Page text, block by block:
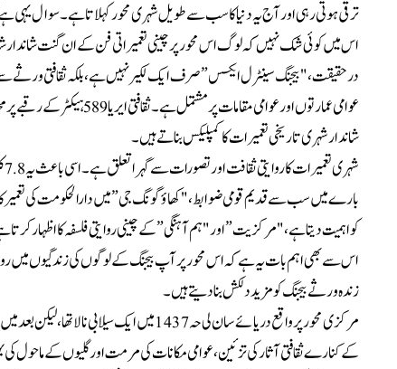
ترقی ہوتی رہی اور آج یہ دنیا کا سب سے طویل شہری محور کہلاتا ہے۔ سوال یہی ہے کہ اس 7.8 کلو میٹر طویل محور پر کیا کیا متاثر کن
اس میں کوئی شک نہیں کہ لوگ اس محور پر چینی تعمیراتی فن کے ان گنت شاندار
درحقیقت، "بیجنگ سینٹرل ایکسس” صرف ایک لکیر نہیں ہے، بلکہ ثقافتی ورثے
شاندار شہری تاریخی تعمیرات کا کمپلیکس بناتے ہیں۔
بارے میں سب سے قدیم قومی ضوابط، "کھاؤ گونگ جی” میں دارالحکومت کی تعمیر کا
کو اہمیت دیتا ہے، "مرکزیت” اور "ہم آہنگی” کے چینی روایتی فلسفہ کا اظہار
اس سے بھی اہم بات یہ ہے کہ اس محور پر آپ بیجنگ کے لوگوں کی زندگیوں میں
زندہ ورثے بیجنگ کو مزید دلکش بنا دیتے ہیں۔